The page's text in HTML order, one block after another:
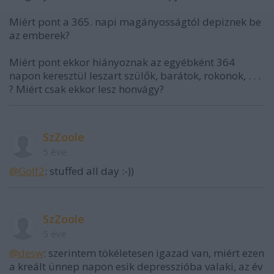
Miért pont a 365. napi magányosságtól depiznek be
az emberek?
Miért pont ekkor hiányoznak az egyébként 364
napon keresztül leszart szülők, barátok, rokonok, . . .
? Miért csak ekkor lesz honvágy?
SzZoole
@Golf2: stuffed all day :-))
SzZoole
@desw: szerintem tökéletesen igazad van, miért ezen
a kreált ünnep napon esik depresszióba valaki, az év